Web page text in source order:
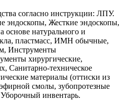
согласно инструкции: ЛПУ.
эндоскопы, Жесткие эндоскопы,
натурального и
пластмасс, ИМН обычные,
Инструменты
хирургические,
Санитарно-техническое
материалы (оттиски из
смолы, зубопротезные
инвентарь.